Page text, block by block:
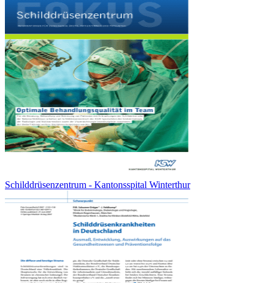
Schilddrüsenzentrum - Kantonsspital Winterthur